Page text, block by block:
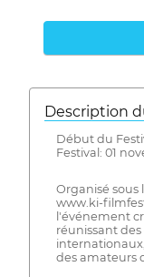
Description
Début du
Festival: 01
Organisé sous
www.ki-
l'événement
réunissant
des amateurs